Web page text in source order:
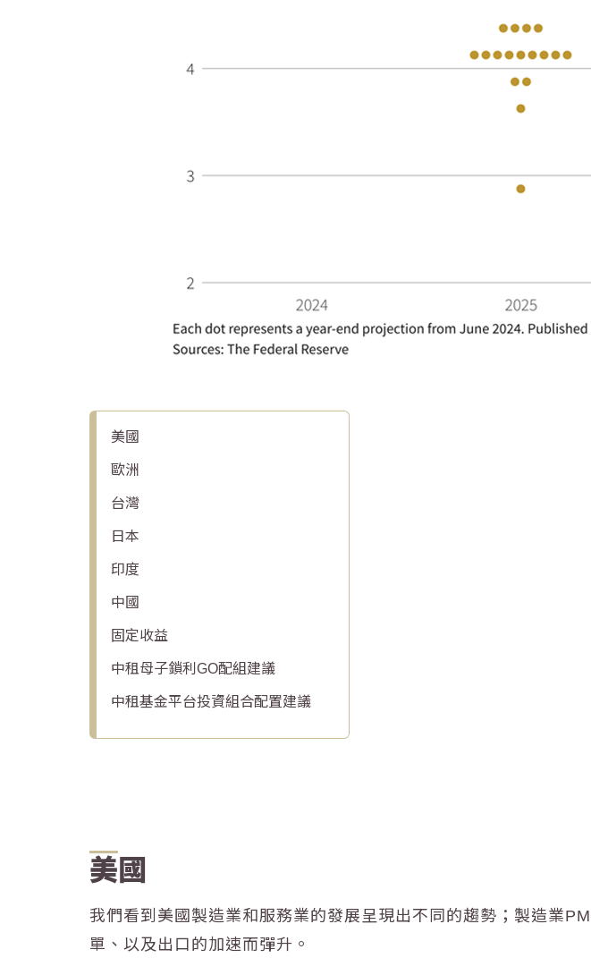
美國
歐洲
台灣
日本
印度
中國
固定收益
中租母子鎖利GO配組建議
中租基金平台投資組合配置建議
美國
我們看到美國製造業和服務業的發展呈現出不同的趨勢；製造業
單、以及出口的加速而彈升。